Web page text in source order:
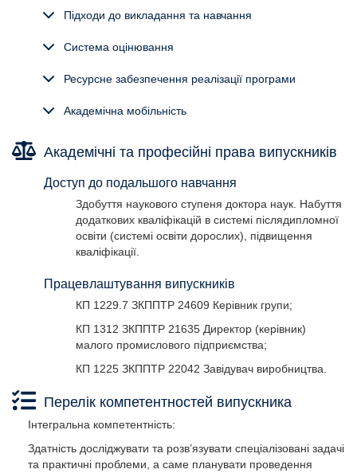
Підходи до викладання та навчання
Система оцінювання
Ресурсне забезпечення реалізації програми
Академічна мобільність
Академічні та професійні права випускників
Доступ до подальшого навчання
Здобуття наукового ступеня доктора наук. Набуття
додаткових кваліфікацій в системі післядипломної
освіти (системі освіти дорослих), підвищення
кваліфікації.
Працевлаштування випускників
КП 1229.7 ЗКППТР 24609 Керівник групи;
КП 1312 ЗКППТР 21635 Директор (керівник)
малого промислового підприємства;
КП 1225 ЗКППТР 22042 Завідувач виробництва.
Перелік компетентностей випускника
Інтегральна компетентність:
Здатність досліджувати та розв’язувати спеціалізовані задачі
та практичні проблеми, а саме планувати проведення